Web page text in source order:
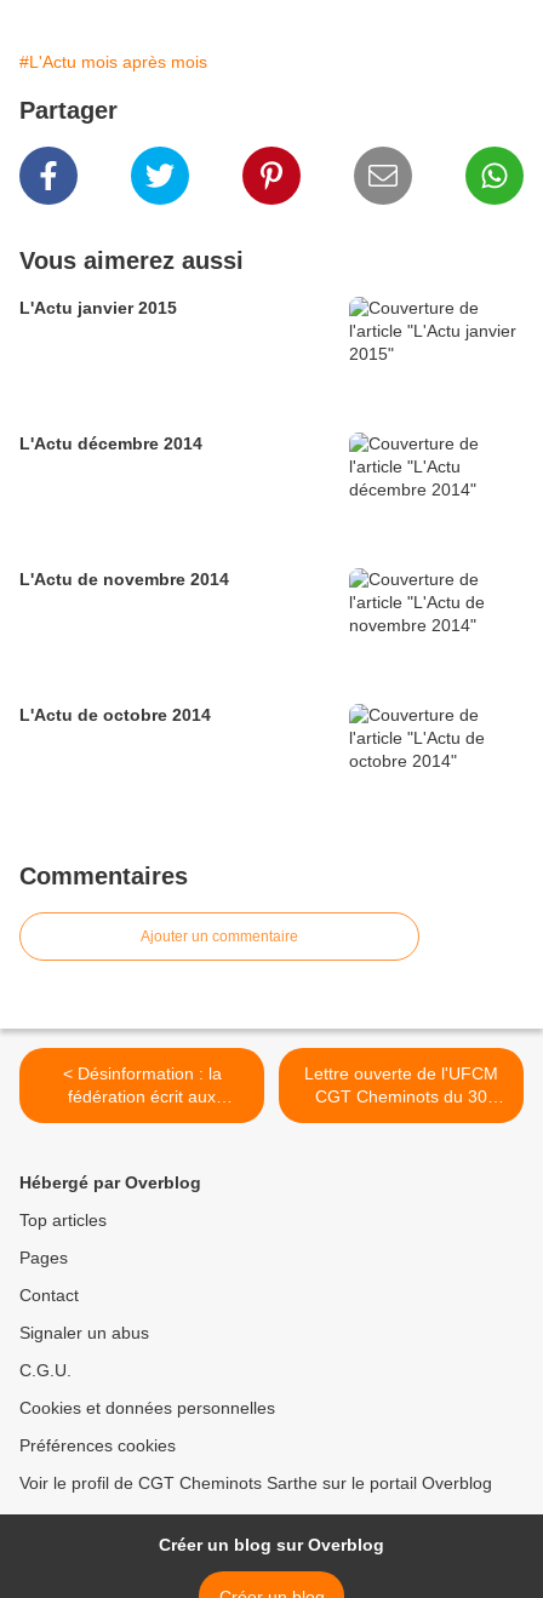
#L'Actu mois après mois
Partager
Vous aimerez aussi
L'Actu janvier 2015
L'Actu décembre 2014
L'Actu de novembre 2014
L'Actu de octobre 2014
Commentaires
Ajouter un commentaire
< Désinformation : la
fédération écrit aux
professionnels de
Lettre ouverte de l'UFCM
CGT Cheminots du 30
juin2014 >
Hébergé par Overblog
Top articles
Pages
Contact
Signaler un abus
C.G.U.
Cookies et données personnelles
Préférences cookies
Voir le profil de CGT Cheminots Sarthe sur le portail Overblog
Créer un blog sur Overblog